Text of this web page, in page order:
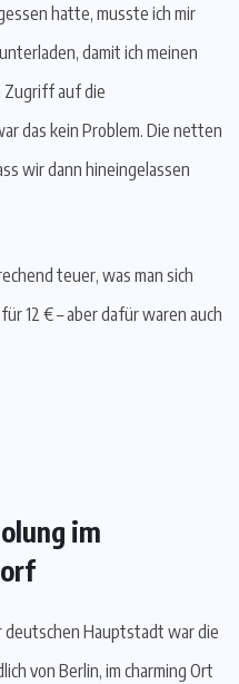
hatte, musste ich mir
damit ich meinen
Zugriff auf die
das kein Problem. Die netten
wir dann hineingelassen
teuer, was man sich
12 € – aber dafür waren auch
im
deutschen Hauptstadt war die
von Berlin, im charming Ort